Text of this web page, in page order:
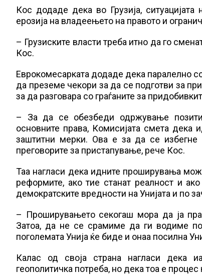
Кос додаде дека во Грузија,
ерозија на владеењето на правото и
– Грузиските власти треба итно да го
Кос.
Еврокомесарката додаде дека паралелно
да преземе чекори за да се подготви за
за да разговара со граѓаните за
– За да се обезбеди одржување
основните права, Комисијата смета
заштитни мерки. Ова е за да се
преговорите за пристапување, рече Кос.
Таа нагласи дека идните проширувања
реформите, ако тие станат реалност и
демократските вредности на Унијата и по
– Проширувањето секогаш мора да ја
Затоа, да не се срамиме да ги водиме
поголемата Унија ќе биде и онаа посилна
Калас од своја страна нагласи дека
геополитичка потреба, но дека тоа е процес